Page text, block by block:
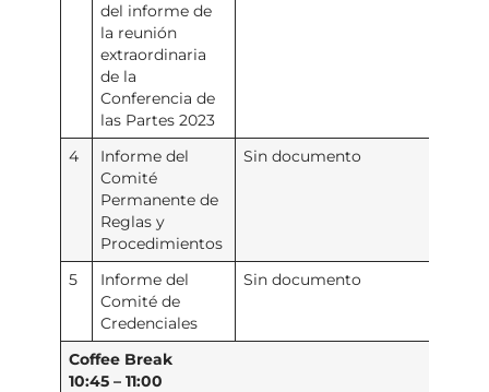
del informe de
la reunión
extraordinaria
de la
Conferencia de
las Partes 2023
4
Informe del
Comité
Permanente de
Reglas y
Procedimientos
Sin documento
5
Informe del
Comité de
Credenciales
Sin documento
Coffee Break
10:45 – 11:00